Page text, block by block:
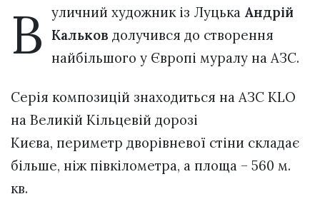
Політика конфіденційності
В уличний художник із Луцька Андрій
Кальковдолучився до створення
найбільшого у Європі муралу на АЗС.
Серія композицій знаходиться на АЗС KLO
на Великій Кільцевій дорозі
Києва, периметр дворівневої стіни складає
більше, ніж півкілометра, а площа – 560 м.
кв.